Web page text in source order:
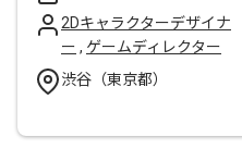
2Dキャラクターデザイナ
ー , ゲームディレクター
渋谷（東京都）